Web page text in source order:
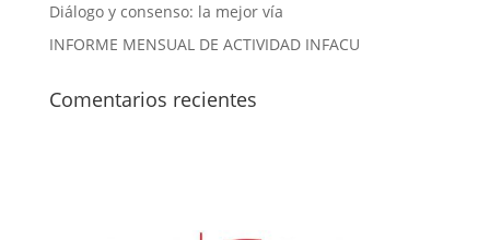
Diálogo y consenso: la mejor vía
INFORME MENSUAL DE ACTIVIDAD INFACU
Comentarios recientes